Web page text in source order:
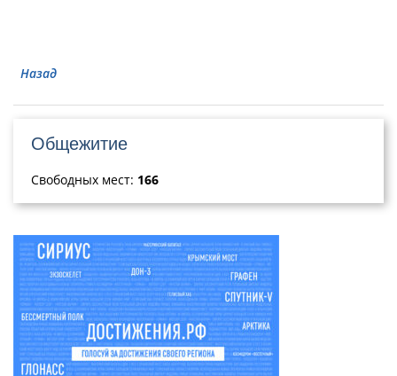
Назад
Общежитие
Свободных мест: 166